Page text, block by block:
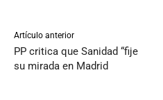
Artículo anterior
PP critica que Sanidad “fije
su mirada en Madrid